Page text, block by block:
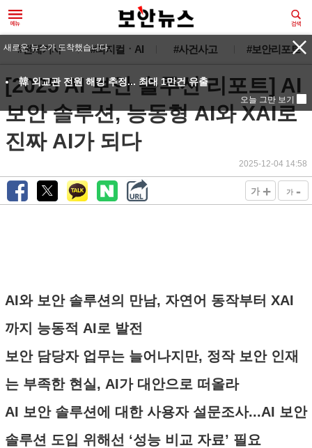
#전체기사 #피지컬ㆍAI #사건사고 #보안리포트
[2025 AI 보안 솔루션 리포트] AI
보안 솔루션, 능동형 AI와 XAI로
진짜 AI가 되다
2025-12-04 14:58
가 + 가 -
AI와 보안 솔루션의 만남, 자연어 동작부터 XAI
까지 능동적 AI로 발전
보안 담당자 업무는 늘어나지만, 정작 보안 인재
는 부족한 현실, AI가 대안으로 떠올라
AI 보안 솔루션에 대한 사용자 설문조사...AI 보안
솔루션 도입 위해선 ‘성능 비교 자료’ 필요
새로운 뉴스가 도착했습니다.
韓 외교관 전원 해킹 추정... 최대 1만건 유출
오늘 그만 보기